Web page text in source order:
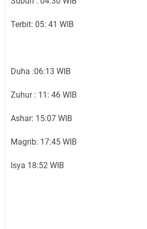
Terbit: 05: 41 WIB
Duha :06:13 WIB
Zuhur : 11: 46 WIB
Ashar: 15:07 WIB
Magrib: 17:45 WIB
Isya 18:52 WIB